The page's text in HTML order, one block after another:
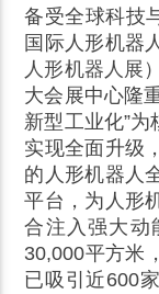
备受全球科技
国际人形机器
人形机器人展
大会展中心隆
新型工业化”
实现全面升级
的人形机器人
平台，为人形
合注入强大动
30,000平方米
已吸引近600